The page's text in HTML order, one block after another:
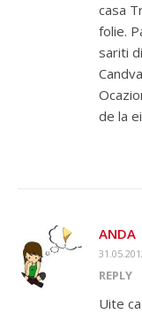
casa
folie.
sariti
de la
ANDA
REPLY
Uite